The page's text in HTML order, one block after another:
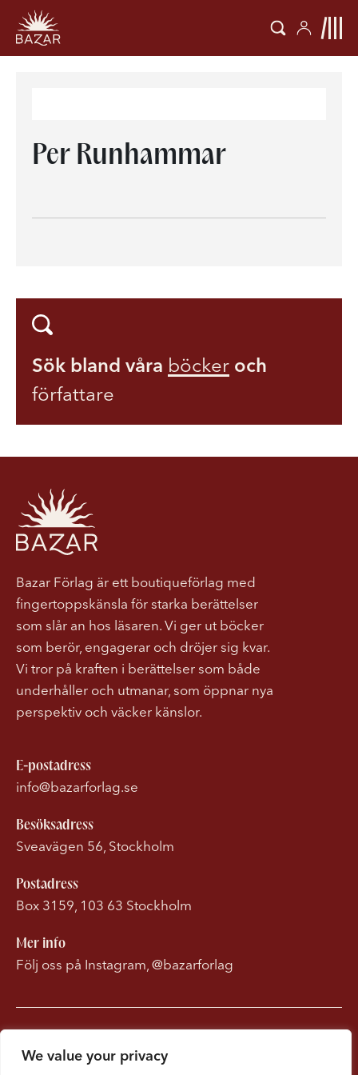
We value your privacy
Per Runhammar
Sök bland våra böcker och
författare
Bazar Förlag är ett boutiqueförlag med
fingertoppskänsla för starka berättelser
som slår an hos läsaren. Vi ger ut böcker
som berör, engagerar och dröjer sig kvar.
Vi tror på kraften i berättelser som både
underhåller och utmanar, som öppnar nya
perspektiv och väcker känslor.
E-postadress
info@bazarforlag.se
Besöksadress
Sveavägen 56, Stockholm
Postadress
Box 3159, 103 63 Stockholm
Mer info
Följ oss på Instagram, @bazarforlag
Om Bonnierförlagen